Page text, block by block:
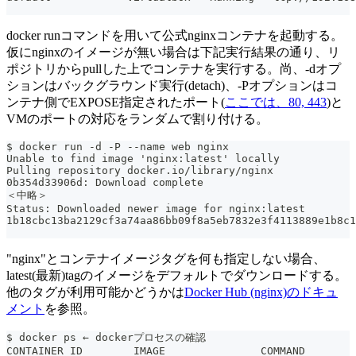
docker runコマンドを用いて公式nginxコンテナを起動する。
仮にnginxのイメージが無い場合は下記実行結果の通り、リ
ポジトリからpullした上でコンテナを実行する。尚、-dオプ
ションはバックグラウンド実行(detach)、-Pオプションはコ
ンテナ側でEXPOSE指定されたポート(ここでは、80, 443)と
VMのポートの対応をランダムで割り付ける。
$ docker run -d -P --name web nginx
Unable to find image 'nginx:latest' locally
Pulling repository docker.io/library/nginx
0b354d33906d: Download complete
＜中略＞
Status: Downloaded newer image for nginx:latest
"nginx"とコンテナイメージタグを何も指定しない場合、
latest(最新)tagのイメージをデフォルトでダウンロードする。
他のタグが利用可能かどうかはDocker Hub (nginx)のドキュ
メント を参照。
$ docker ps ← dockerプロセスの確認
CONTAINER ID        IMAGE